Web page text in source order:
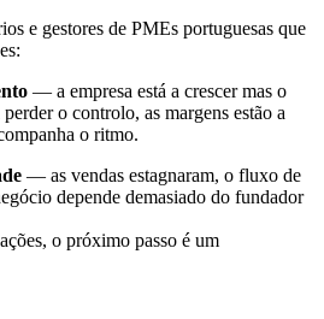
e gestores de PMEs portuguesas que
— a empresa está a crescer mas o
o controlo, as margens estão a
o ritmo.
— as vendas estagnaram, o fluxo de
depende demasiado do fundador
o próximo passo é um